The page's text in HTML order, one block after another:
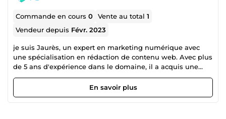
Commande en cours0 Vente au total1
Vendeur depuis Févr. 2023
je suis Jaurès, un expert en marketing numérique avec
une spécialisation en rédaction de contenu web. Avec plus
de 5 ans d'expérience dans le domaine, il a acquis une
connaissance approfondie de la façon dont les entreprises
peuvent atteindre leur public cible en ligne. j'ai débuté ma
carrière en travaillant pour des agences de marketing
En savoir plus